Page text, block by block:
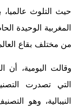
من مختلف بقاع
وقالت اليومية، أن
التي تصدرت
النيبالية، وهو